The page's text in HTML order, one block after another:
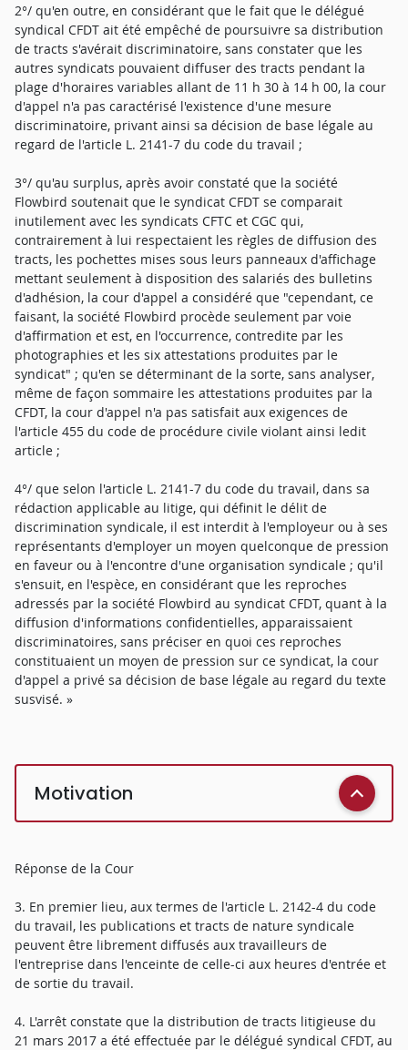
2°/ qu'en outre, en considérant que le fait que le délégué
syndical CFDT ait été empêché de poursuivre sa distribution
de tracts s'avérait discriminatoire, sans constater que les
autres syndicats pouvaient diffuser des tracts pendant la
plage d'horaires variables allant de 11 h 30 à 14 h 00, la cour
d'appel n'a pas caractérisé l'existence d'une mesure
discriminatoire, privant ainsi sa décision de base légale au
regard de l'article L. 2141-7 du code du travail ;
3°/ qu'au surplus, après avoir constaté que la société
Flowbird soutenait que le syndicat CFDT se comparait
inutilement avec les syndicats CFTC et CGC qui,
contrairement à lui respectaient les règles de diffusion des
tracts, les pochettes mises sous leurs panneaux d'affichage
mettant seulement à disposition des salariés des bulletins
d'adhésion, la cour d'appel a considéré que "cependant, ce
faisant, la société Flowbird procède seulement par voie
d'affirmation et est, en l'occurrence, contredite par les
photographies et les six attestations produites par le
syndicat" ; qu'en se déterminant de la sorte, sans analyser,
même de façon sommaire les attestations produites par la
CFDT, la cour d'appel n'a pas satisfait aux exigences de
l'article 455 du code de procédure civile violant ainsi ledit
article ;
4°/ que selon l'article L. 2141-7 du code du travail, dans sa
rédaction applicable au litige, qui définit le délit de
discrimination syndicale, il est interdit à l'employeur ou à ses
représentants d'employer un moyen quelconque de pression
en faveur ou à l'encontre d'une organisation syndicale ; qu'il
s'ensuit, en l'espèce, en considérant que les reproches
adressés par la société Flowbird au syndicat CFDT, quant à la
diffusion d'informations confidentielles, apparaissaient
discriminatoires, sans préciser en quoi ces reproches
constituaient un moyen de pression sur ce syndicat, la cour
d'appel a privé sa décision de base légale au regard du texte
susvisé. »
Motivation
Réponse de la Cour
3. En premier lieu, aux termes de l'article L. 2142-4 du code
du travail, les publications et tracts de nature syndicale
peuvent être librement diffusés aux travailleurs de
l'entreprise dans l'enceinte de celle-ci aux heures d'entrée et
de sortie du travail.
4. L'arrêt constate que la distribution de tracts litigieuse du
21 mars 2017 a été effectuée par le délégué syndical CFDT, au